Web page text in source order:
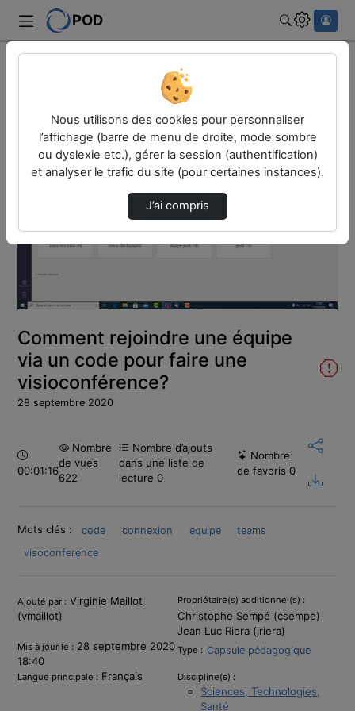
POD
Comment rejoindre une équipe via un code pou…
Lire
vidéo
Comment rejoindre une équipe
via un code pour faire une
visioconférence?
28 septembre 2020
Durée :
00:01:16
Nombre
de vues
622
Nombre d’ajouts
dans une liste de
lecture 0
Nombre
de favoris 0
Mots clés : code connexion equipe
teams
visoconference
Informations
Ajouté par : Virginie Maillot
(vmaillot)
Propriétaire(s) additionnel(s) :
Christophe Sempé (csempe)
Jean Luc Riera (jriera)
Mis à jour le : 28 septembre 2020
18:40
Type : Capsule pédagogique
Langue principale : Français Discipline(s) :
Sciences, Technologies,
Santé
Nous utilisons des cookies pour personnaliser
l’affichage (barre de menu de droite, mode sombre
ou dyslexie etc.), gérer la session (authentification)
et analyser le trafic du site (pour certaines instances).
J’ai compris